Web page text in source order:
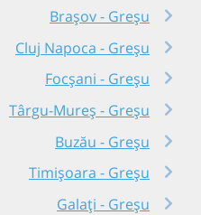
Brașov - Greșu
Cluj Napoca - Greșu
Focșani - Greșu
Târgu-Mureș - Greșu
Buzău - Greșu
Timișoara - Greșu
Galați - Greșu